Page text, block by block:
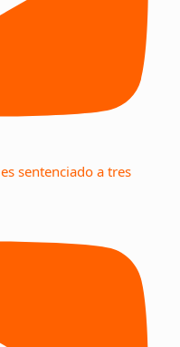
sentenciado a tres